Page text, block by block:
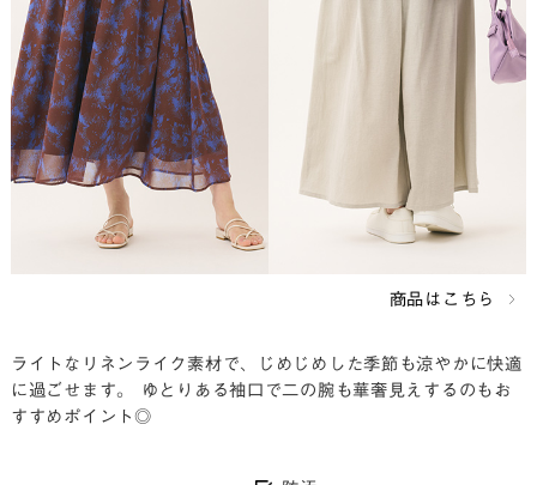
商品はこちら
ライトなリネンライク素材で、じめじめした季節も涼やかに快適
に過ごせます。 ゆとりある袖口で二の腕も華奢見えするのもお
すすめポイント◎